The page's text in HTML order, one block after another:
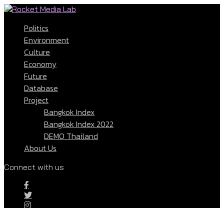
Politics
Environment
Culture
Economy
Future
Database
Project
Bangkok Index
Bangkok Index 2022
DEMO Thailand
About Us
Connect with us